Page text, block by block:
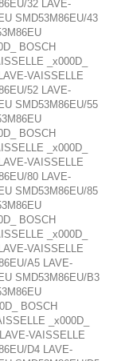
32 LAVE-
SMD53M86EU/43
BOSCH
_x000D_
VAISSELLE
52 LAVE-
SMD53M86EU/55
BOSCH
_x000D_
VAISSELLE
80 LAVE-
SMD53M86EU/85
BOSCH
_x000D_
VAISSELLE
A5 LAVE-
SMD53M86EU/B3
BOSCH
_x000D_
VAISSELLE
D4 LAVE-